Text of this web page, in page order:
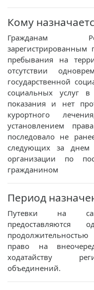
Кому
Гражданам
зарегистрированным
пребывания на
отсутствии
государственной
социальных услуг
показания и нет
курортного
установлением
последовало не
следующих за днем
организации по
гражданином
Период
Путевки на
право на
ходатайству
объединений.